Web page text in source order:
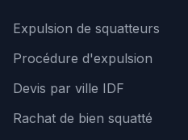
Expulsion de squatteurs
Procédure d'expulsion
Devis par ville IDF
Rachat de bien squatté